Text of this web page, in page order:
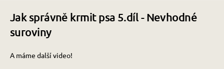
psov
mačky
mačky
Jak správně krmit psa 5.díl - Nevhodné
suroviny
A máme další video!